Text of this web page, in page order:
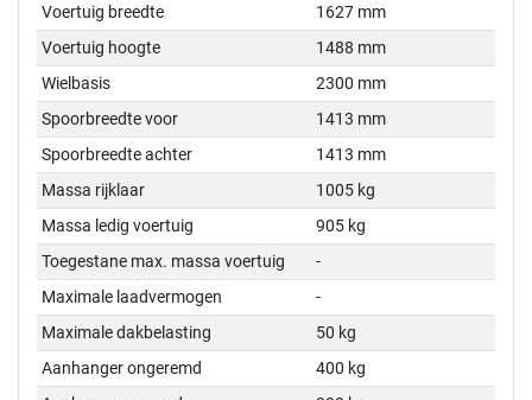
Voertuig breedte
1627 mm
Voertuig hoogte
1488 mm
Wielbasis
2300 mm
Spoorbreedte voor
1413 mm
Spoorbreedte achter
1413 mm
Massa rijklaar
1005 kg
Massa ledig voertuig
905 kg
Toegestane max. massa voertuig
-
Maximale laadvermogen
-
Maximale dakbelasting
50 kg
Aanhanger ongeremd
400 kg